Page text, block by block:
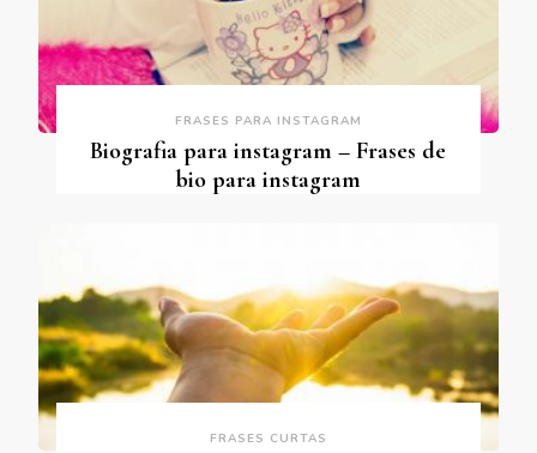
FRASES PARA INSTAGRAM
Biografia para instagram – Frases de
bio para instagram
FRASES CURTAS